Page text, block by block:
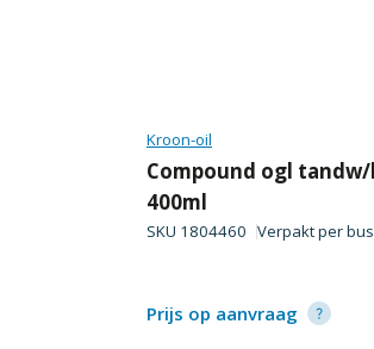
Kroon-oil
Compound ogl
400ml
SKU 1804460 Verpakt perbus
Prijs op aanvraag